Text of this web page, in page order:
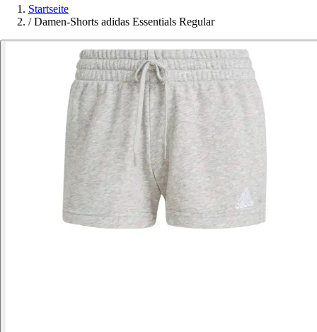
Startseite
/ Damen-Shorts adidas Essentials Regular